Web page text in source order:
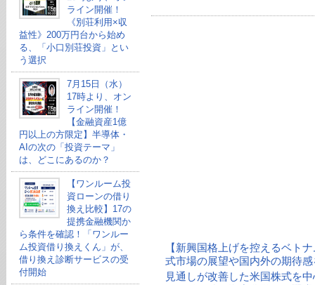
ライン開催！
《別荘利用×収
益性》200万円台から始め
る、「小口別荘投資」とい
う選択
7月15日（水）
17時より、オン
ライン開催！
【金融資産1億
円以上の方限定】半導体・
AIの次の「投資テーマ」
は、どこにあるのか？
【ワンルーム投
資ローンの借り
換え比較】17の
提携金融機関か
ら条件を確認！「ワンルー
ム投資借り換えくん」が、
借り換え診断サービスの受
付開始
【新興国格上げを控えるベト
式市場の展望や国内外の期待
見通しが改善した米国株式を